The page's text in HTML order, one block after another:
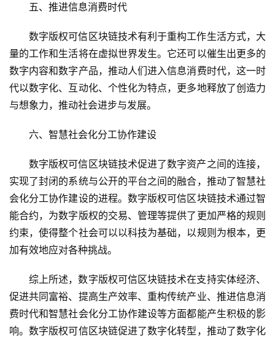
五、推进信息消费时代
数字版权可信区块链技术有利于重构工作生活方式，大
量的工作和生活将在虚拟世界发生。它还可以催生出更多的
数字内容和数字产品，推动人们进入信息消费时代，这一时
代以数字化、互动化、个性化为特点，更多地释放了创造力
与想象力，推动社会进步与发展。
六、智慧社会化分工协作建设
数字版权可信区块链技术促进了数字资产之间的连接，
实现了封闭的系统与公开的平台之间的融合，推动了智慧社
会化分工协作建设的进程。数字版权可信区块链技术通过智
能合约，为数字版权的交易、管理等提供了更加严格的规则
约束，使得整个社会可以以科技为基础，以规则为根本，更
加有效地应对各种挑战。
综上所述，数字版权可信区块链技术在支持实体经济、
促进共同富裕、提高生产效率、重构传统产业、推进信息消
费时代和智慧社会化分工协作建设等方面都能产生积极的影
响。数字版权可信区块链促进了数字化转型，推动了数字化